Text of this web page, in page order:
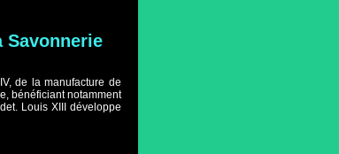
Savonnerie
de la manufacture de
bénéficiant notamment
Louis XIII développe